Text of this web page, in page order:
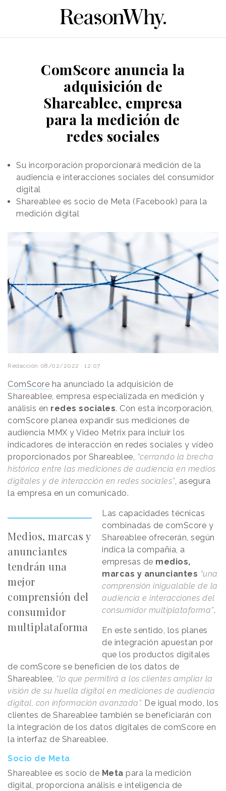
ComScore anuncia la
adquisición de
Shareablee, empresa
para la medición de
redes sociales
Su incorporación proporcionará medición de la
audiencia e interacciones sociales del consumidor
digital
Shareablee es socio de Meta (Facebook) para la
medición digital
Redacción 08/02/2022 · 12:07
ComScore ha anunciado la adquisición de
Shareablee, empresa especializada en medición y
análisis en redes sociales. Con esta incorporación,
comScore planea expandir sus mediciones de
audiencia MMX y Video Metrix para incluir los
indicadores de interacción en redes sociales y vídeo
proporcionados por Shareablee, “cerrando la brecha
histórica entre las mediciones de audiencia en medios
digitales y de interacción en redes sociales”, asegura
la empresa en un comunicado.
Medios, marcas y
anunciantes
tendrán una
mejor
comprensión del
consumidor
multiplataforma
Las capacidades técnicas
combinadas de comScore y
Shareablee ofrecerán, según
indica la compañía, a
empresas de medios,
marcas y anunciantes “una
comprensión inigualable de la
audiencia e interacciones del
consumidor multiplataforma”.
En este sentido, los planes
de integración apuestan por
que los productos digitales
de comScore se beneficien de los datos de
Shareablee, “lo que permitirá a los clientes ampliar la
visión de su huella digital en mediciones de audiencia
digital, con información avanzada”. De igual modo, los
clientes de Shareablee también se beneficiarán con
la integración de los datos digitales de comScore en
la interfaz de Shareablee.
Socio de Meta
Shareablee es socio de Meta para la medición
digital, proporciona análisis e inteligencia de